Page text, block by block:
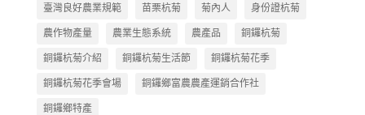
臺灣良好農業規範 苗栗杭菊 菊內人 身份證杭菊
農作物產量 農業生態系統 農產品 銅鑼杭菊
銅鑼杭菊介紹 銅鑼杭菊生活節 銅鑼杭菊花季
銅鑼杭菊花季會場 銅鑼鄉富農農產運銷合作社
銅鑼鄉特產